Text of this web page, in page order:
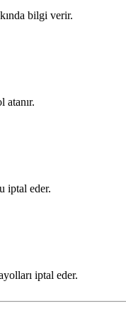
bilgi verir.
atanır.
iptal eder.
iptal eder.